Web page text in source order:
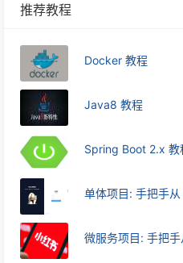
推荐教程
Docker 教程
Java8 教程
Spring Boot 2.x 教
单体项目: 手把手从
微服务项目: 手把手